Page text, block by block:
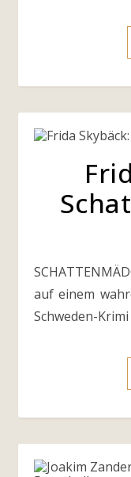
SCHATTENMÄDCHEN von Frida Skybäck beruht
auf einem
Schweden-